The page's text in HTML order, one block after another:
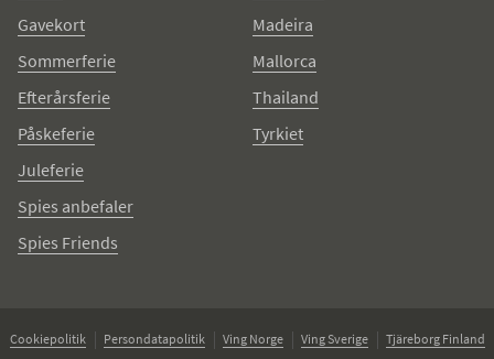
Gavekort
Sommerferie
Efterårsferie
Påskeferie
Juleferie
Spies anbefaler
Spies Friends
Madeira
Mallorca
Thailand
Tyrkiet
Cookiepolitik Persondatapolitik Ving Norge Ving Sverige
Tjäreborg Finland